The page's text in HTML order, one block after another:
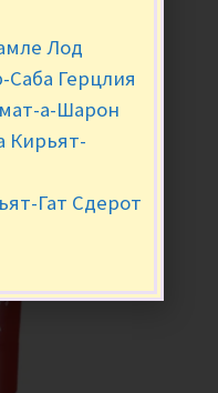
Лод
Саба Герцлия
а-Шарон
Кирьят-
Гат Сдерот